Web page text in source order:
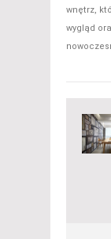
wnętrz,
wygląd